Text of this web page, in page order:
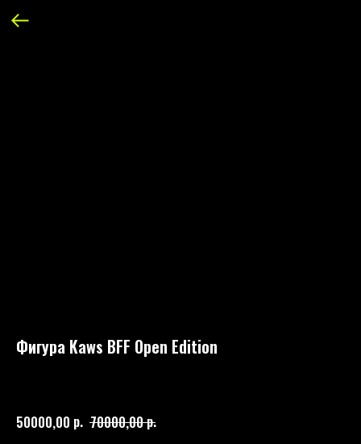
Фигура Kaws BFF Open Edition
50000,00 р. 70000,00р.